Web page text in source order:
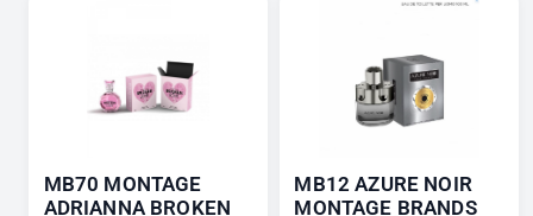
MB70 MONTAGE
ADRIANNA BROKEN
MB12 AZURE NOIR
MONTAGE BRANDS